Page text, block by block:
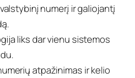
numerį ir galiojantį
liks dar vienu sistemos
atpažinimas ir kelio